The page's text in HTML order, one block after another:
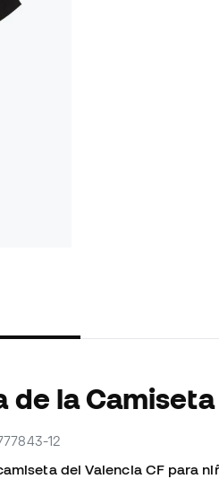
de la Camiseta
12
del Valencia CF para